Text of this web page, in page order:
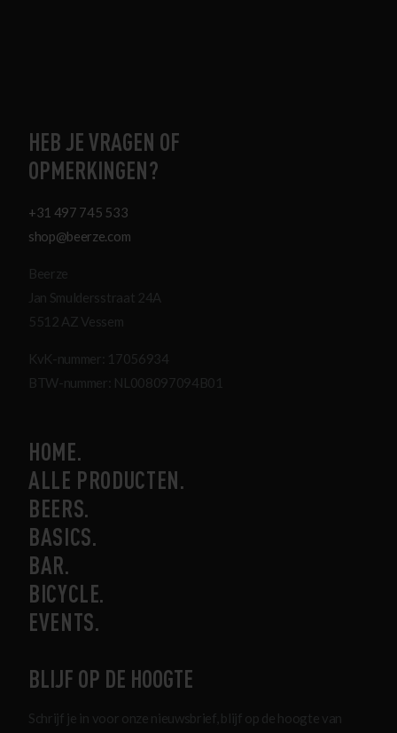
HEB JE VRAGEN OF
OPMERKINGEN?
+31 497 745 533
shop@beerze.com
Beerze
Jan Smuldersstraat 24A
5512 AZ Vessem
KvK-nummer: 17056934
BTW-nummer: NL008097094B01
BLIJF OP DE HOOGTE
Schrijf je in voor onze nieuwsbrief, blijf op de hoogte van
HOME
ALLE PRODUCTEN
BEERS
BASICS
BAR
BICYCLE
EVENTS